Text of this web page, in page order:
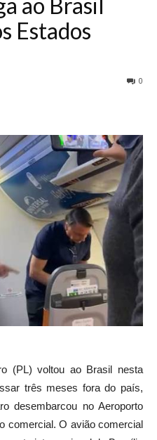
Estados
0
(PL) voltou ao Brasil nesta
três meses fora do país,
desembarcou no Aeroporto
comercial. O avião comercial